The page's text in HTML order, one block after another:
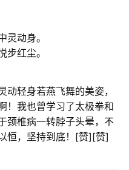
灵动身。
步红尘。
轻身若燕飞舞的美姿，
！我也曾学习了太极拳和
颈椎病一转脖子头晕，不
恒，坚持到底！[赞][赞]